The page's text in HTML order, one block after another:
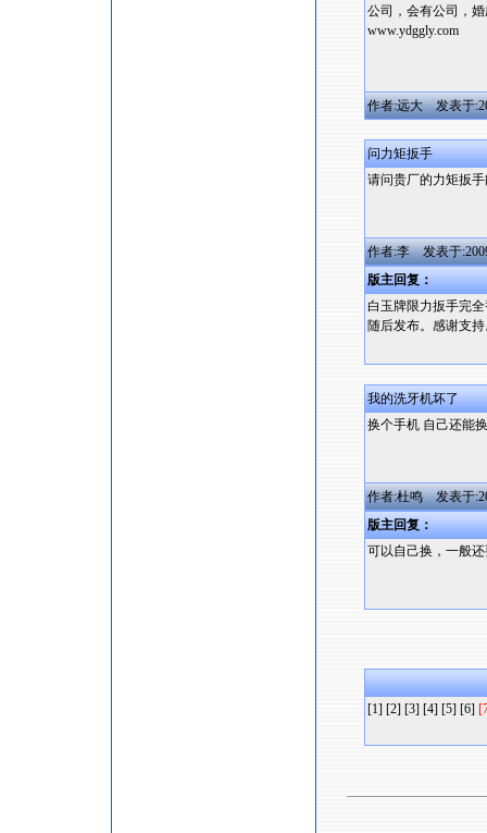
公司，会有公司，婚
www.ydggly.com
作者:远大 发表于
问力矩扳手
请问贵厂的力矩扳
作者:李 发表于
版主回复：
白玉牌限力扳手完
随后发布。感谢支持
我的洗牙机坏了
换个手机 自己还能
作者:杜鸣 发表于
版主回复：
可以自己换，一般
[1] [2] [3] [4] [5] [6]